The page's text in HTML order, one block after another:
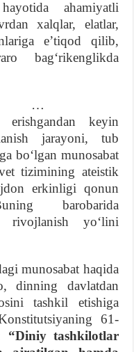
ahamiyatli
xalqlar, elatlar,
e’tiqod qilib,
bag‘rikenglikda
…
erishgandan keyin
jarayoni, tub
bo‘lgan munosabat
tizimining ateistik
erkinligi qonun
barobarida
rivojlanish yo‘lini
munosabat haqida
dinning davlatdan
tashkil etishiga
61-
“Diniy tashkilotlar